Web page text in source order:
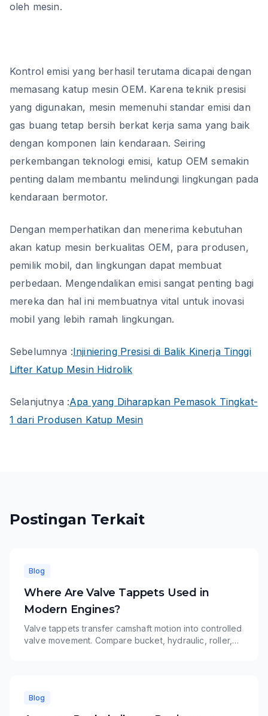
oleh mesin.
Kontrol emisi yang berhasil terutama dicapai dengan
memasang katup mesin OEM. Karena teknik presisi
yang digunakan, mesin memenuhi standar emisi dan
gas buang tetap bersih berkat kerja sama yang baik
dengan komponen lain kendaraan. Seiring
perkembangan teknologi emisi, katup OEM semakin
penting dalam membantu melindungi lingkungan pada
kendaraan bermotor.
Dengan memperhatikan dan menerima kebutuhan
akan katup mesin berkualitas OEM, para produsen,
pemilik mobil, dan lingkungan dapat membuat
perbedaan. Mengendalikan emisi sangat penting bagi
mereka dan hal ini membuatnya vital untuk inovasi
mobil yang lebih ramah lingkungan.
Sebelumnya :Injiniering Presisi di Balik Kinerja Tinggi
Lifter Katup Mesin Hidrolik
Selanjutnya :Apa yang Diharapkan Pemasok Tingkat-
1 dari Produsen Katup Mesin
Postingan Terkait
Blog
Where Are Valve Tappets Used in
Modern Engines?
Valve tappets transfer camshaft motion into controlled
valve movement. Compare bucket, hydraulic, roller,
Blog